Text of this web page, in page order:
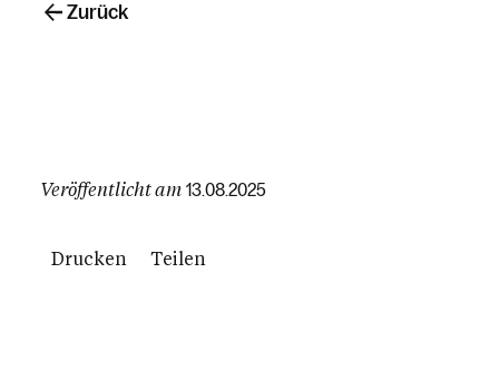
Veröffentlicht am 13.08.2025
Drucken Teilen
Zurück